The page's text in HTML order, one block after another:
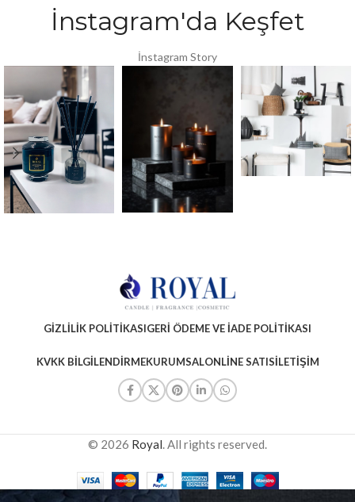
İnstagram'da Keşfet
İnstagram Story
GIZLILIK POLITIKASIGERI ÖDEME VE İADE POLITIKASI
KVKK BILGILENDIRMEKURUMSALONLINE SATISİLETIŞIM
© 2026 Royal. All rights reserved.